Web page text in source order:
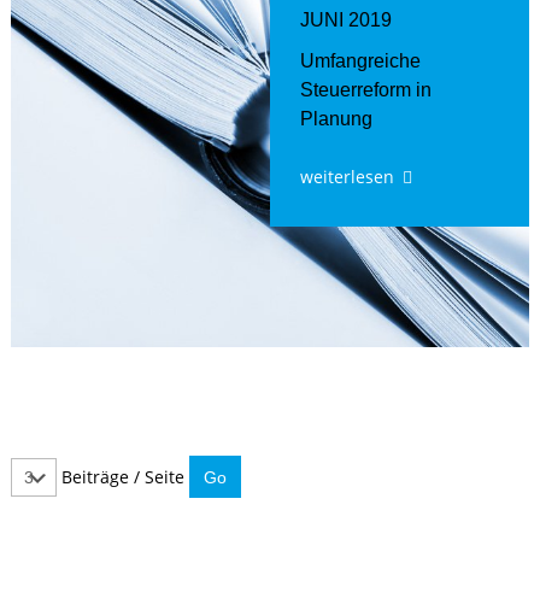
JUNI 2019
Umfangreiche
Steuerreform in
Planung
weiterlesen
Beiträge / Seite